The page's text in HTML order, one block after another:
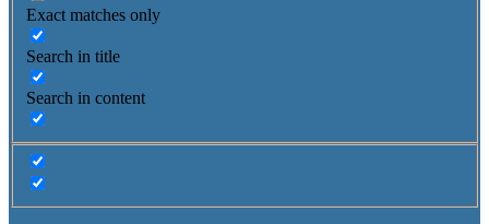
Exact matches only
Search in title
Search in content